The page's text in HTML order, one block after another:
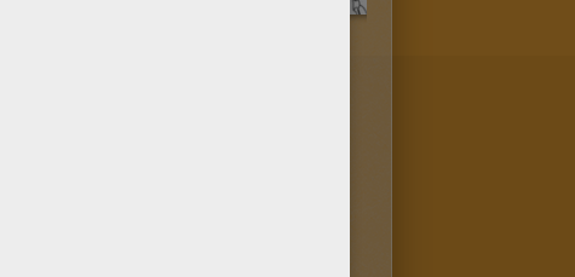
en Bloomix te faltaba?
a tus paginas favoritas de
en Bloomix y da rienda
por el rojo, escoge los